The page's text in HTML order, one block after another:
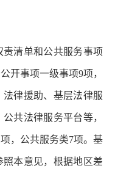
清单和公共服务事项
开事项一级事项9项，
律援助、基层法律服
共法律服务平台等，
，公共服务类7项。基
本意见，根据地区差